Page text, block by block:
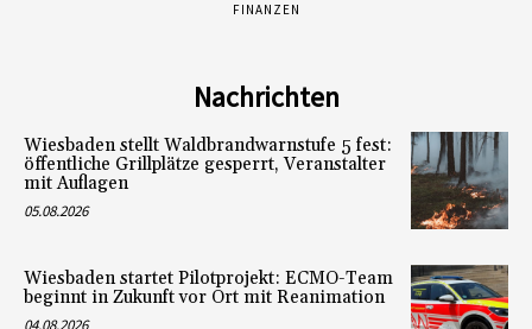
FINANZEN
Nachrichten
Wiesbaden stellt Waldbrandwarnstufe 5 fest:
öffentliche Grillplätze gesperrt, Veranstalter
mit Auflagen
05.08.2026
Wiesbaden startet Pilotprojekt: ECMO-Team
beginnt in Zukunft vor Ort mit Reanimation
04.08.2026